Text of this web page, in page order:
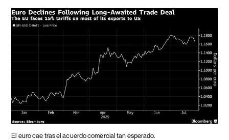
El euro cae tras el acuerdo comercial tan esperado.